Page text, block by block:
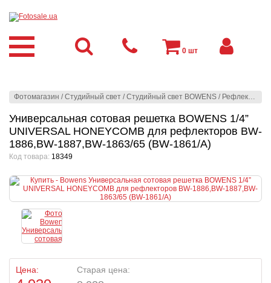
Фотомагазин /Студийный свет /Студийный свет BOWENS / Рефлекторы
Универсальная сотовая решетка BOWENS 1/4”
UNIVERSAL HONEYCOMB для рефлекторов BW-
1886,BW-1887,BW-1863/65 (BW-1861/A)
Код товара: 18349
Цена: Старая цена:
0 шт